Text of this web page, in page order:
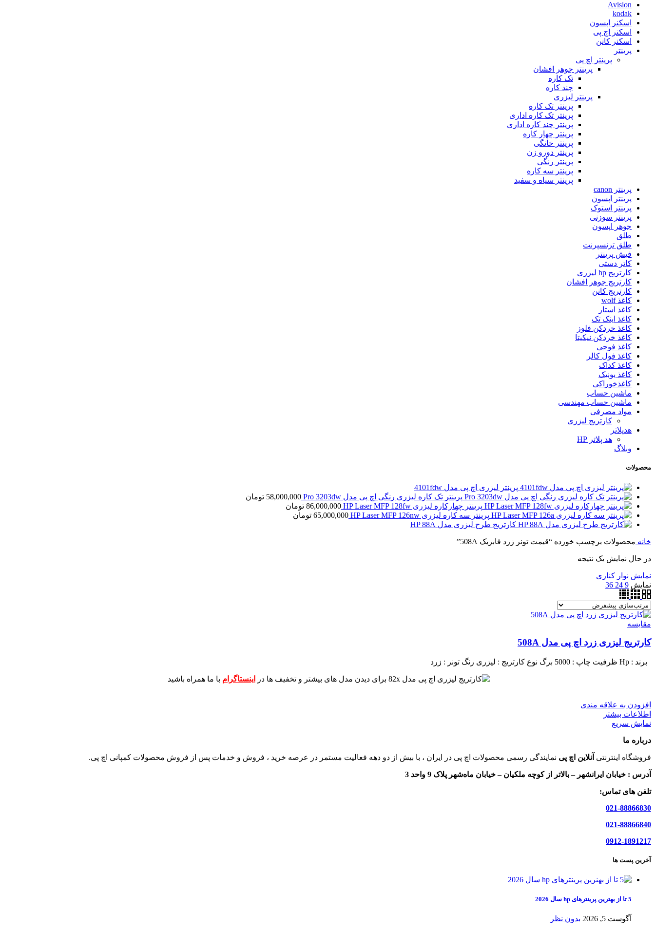
Avision
kodak
اسکنر اپسون
اسکنر اچ پی
اسکنر کانن
پرینتر
پرینتر اچ پی
پرینتر جوهر افشان
تک کاره
چند کاره
پرینتر لیزری
پرینتر تک کاره
پرینتر تک کاره اداری
پرینتر چند کاره اداری
پرینتر چهار کاره
پرینتر خانگی
پرینتر دورو زن
پرینتر رنگی
پرینتر سه کاره
پرینتر سیاه و سفید
پرینتر canon
پرینتر اپسون
پرینتر استوک
پرینتر سوزنی
جوهر اپسون
طلق
طلق ترنسپرنت
فیش پرینتر
کاتر دستی
کارتریج hp لیزری
کارتریج جوهر افشان
کارتریج کانن
کاغذ wolf
کاغذ استار
کاغذ اینک تک
کاغذ خردکن فلوز
کاغذ خردکن نیکیتا
کاغذ فوجی
کاغذ فول کالر
کاغذ کداک
کاغذ یونیک
کاغذخوراکی
ماشین حساب
ماشین حساب مهندسی
مواد مصرفی
کارتریج لیزری
هدپلاتر
هد پلاتر HP
وبلاگ
محصولات
پرینتر لیزری اچ پی مدل 4101fdw
پرینتر تک کاره لیزری رنگی اچ پی مدل Pro 3203dw
58,000,000 تومان
پرینتر چهارکاره لیزری HP Laser MFP 128fw
86,000,000 تومان
پرینتر سه کاره لیزری HP Laser MFP 126nw
65,000,000 تومان
کارتریج طرح لیزری مدل HP 88A
خانه محصولات برچسب خورده “قیمت تونر زرد فابریک 508A”
در حال نمایش یک نتیجه
نمایش نوار کناری
نمایش 9
24
36
مقايسه
کارتریج لیزری زرد اچ پی مدل 508A
برند : Hp ظرفیت چاپ : 5000 برگ نوع کارتریج : لیزری رنگ تونر : زرد
برای دیدن مدل های بیشتر و تخفیف ها در اینستاگرام با ما همراه باشید
افزودن به علاقه مندی
اطلاعات بیشتر
نمایش سریع
درباره ما
فروشگاه اینترنتی آنلاین اچ پی نمایندگی رسمی محصولات اچ پی در ایران ، با بیش از دو دهه فعالیت مستمر در عرصه خرید ، فروش و خدمات پس از فروش محصولات کمپانی اچ پی.
آدرس : خیابان ایرانشهر – بالاتر از کوچه ملکیان – خیابان ماه‌شهر پلاک 9 واحد 3
تلفن های تماس:
021-88866830
021-88866840
0912-1891217
آخرین پست ها
5 تا از بهترین پرینترهای hp سال 2026
آگوست 5, 2026 بدون نظر